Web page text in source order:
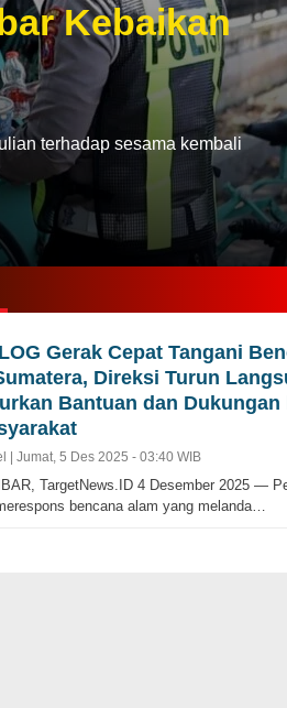
Kebaikan
terhadap sesama kembali
Gerak Cepat Tangani
Direksi Turun
Bantuan dan Dukungan
| Jumat, 5 Des 2025 - 03:40 WIB
TargetNews.ID 4 Desember 2025 —
bencana alam yang melanda…